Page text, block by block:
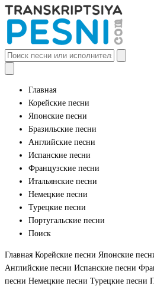
Главная
Корейские песни
Японские песни
Бразильские песни
Английские песни
Испанские песни
Французские песни
Итальянские песни
Немецкие песни
Турецкие песни
Португальские песни
Поиск
Главная Корейские песни Японские
Английские песни Испанские песни
песни Немецкие песни Турецкие песни